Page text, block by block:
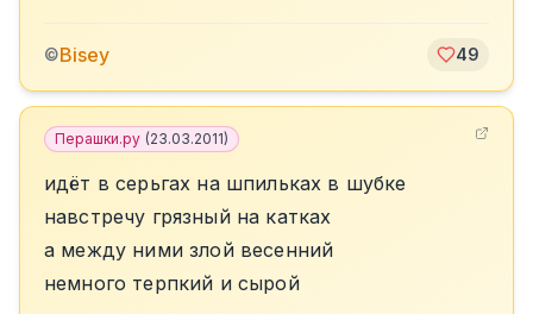
©Bisey 49
Перашки.ру (23.03.2011)
идёт в серьгах на шпильках в шубке
навстречу грязный на катках
а между ними злой весенний
немного терпкий и сырой